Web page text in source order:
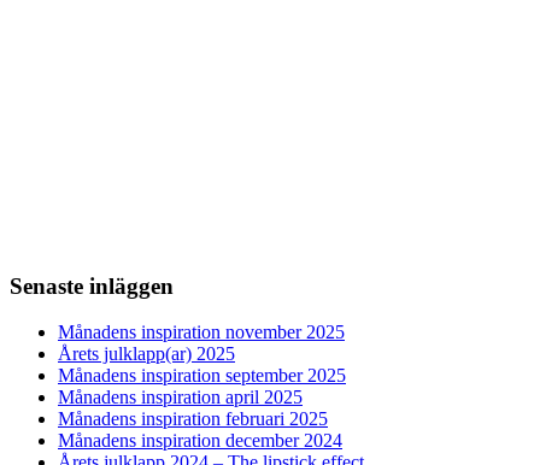
Senaste inläggen
Månadens inspiration november 2025
Årets julklapp(ar) 2025
Månadens inspiration september 2025
Månadens inspiration april 2025
Månadens inspiration februari 2025
Månadens inspiration december 2024